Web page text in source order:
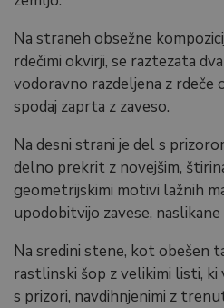
Na straneh obsežne
rdečimi okvirji, se raztezata
vodoravno razdeljena z rdeče
spodaj zaprta z zaveso.
Na desni strani je del s
delno prekrit z novejšim,
geometrijskimi motivi lažnih
upodobitvijo zavese, naslikane
Na sredini stene, kot obešen
rastlinski šop z velikimi listi,
s prizori, navdihnjenimi z